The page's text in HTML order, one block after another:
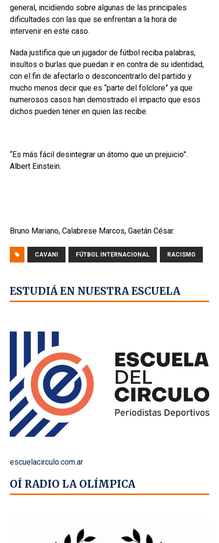
general, incidiendo sobre algunas de las principales
dificultades con las que se enfrentan a la hora de
intervenir en este caso.
Nada justifica que un jugador de fútbol reciba palabras,
insultos o burlas que puedan ir en contra de su identidad,
con el fin de afectarlo o desconcentrarlo del partido y
mucho menos decir que es “parte del folclore” ya que
numerosos casos han demostrado el impacto que esos
dichos pueden tener en quien las recibe.
“Es más fácil desintegrar un átomo que un prejuicio”.
Albert Einstein.
Bruno Mariano, Calabrese Marcos, Gaetán César.
CAVANI FÚTBOL INTERNACIONAL RACISMO
ESTUDIÁ EN NUESTRA ESCUELA
escuelacirculo.com.ar
OÍ RADIO LA OLÍMPICA